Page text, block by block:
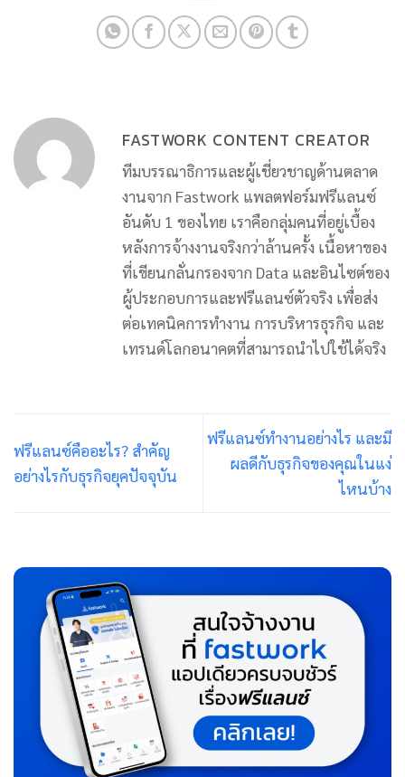
FASTWORK CONTENT CREATOR
ทีมบรรณาธิการและผู้เชี่ยวชาญด้านตลาด
งานจาก Fastwork แพลตฟอร์มฟรีแลนซ์
อันดับ 1 ของไทย เราคือกลุ่มคนที่อยู่เบื้อง
หลังการจ้างงานจริงกว่าล้านครั้ง เนื้อหาของ
ที่เขียนกลั่นกรองจาก Data และอินไซต์ของ
ผู้ประกอบการและฟรีแลนซ์ตัวจริง เพื่อส่ง
ต่อเทคนิคการทำงาน การบริหารธุรกิจ และ
เทรนด์โลกอนาคตที่สามารถนำไปใช้ได้จริง
ฟรีแลนซ์คืออะไร? สำคัญ
อย่างไรกับธุรกิจยุคปัจจุบัน
ฟรีแลนซ์ทำงานอย่างไร และมี
ผลดีกับธุรกิจของคุณในแง่
ไหนบ้าง